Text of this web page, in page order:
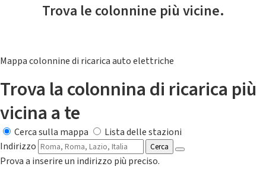
Trova le colonnine più vicine.
Mappa colonnine di ricarica auto elettriche
Trova la colonnina di ricarica più
vicina a te
Cerca sulla mappa
Lista delle stazioni
Indirizzo
Cerca
Prova a inserire un indirizzo più preciso.